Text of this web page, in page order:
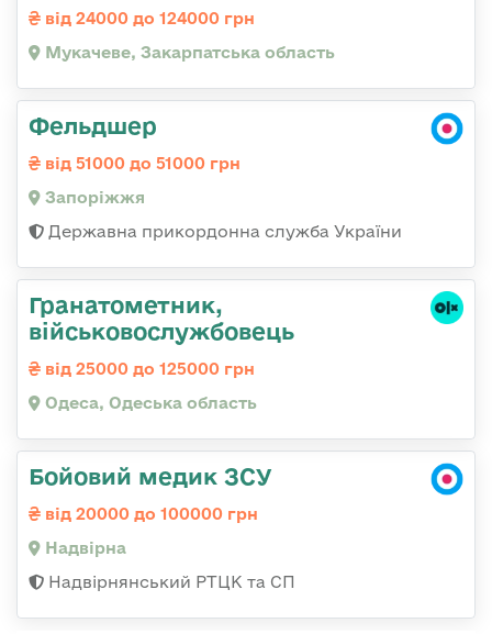
від 24000 до 124000 грн
Мукачеве, Закарпатська область
Фельдшер
від 51000 до 51000 грн
Запоріжжя
Державна прикордонна служба України
Гранатометник,
військовослужбовець
від 25000 до 125000 грн
Одеса, Одеська область
Бойовий медик ЗСУ
від 20000 до 100000 грн
Надвірна
Надвірнянський РТЦК та СП